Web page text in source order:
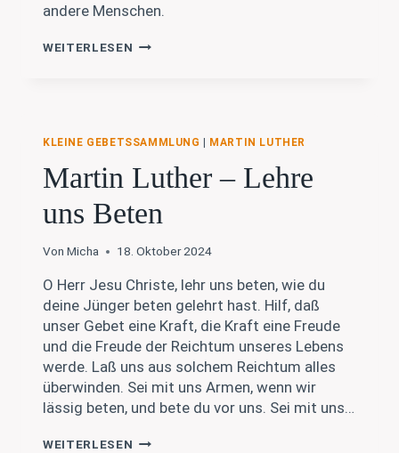
andere Menschen.
WEITERLESEN BETEN
ENTWURF
EINE
KLEINE GEBETSSAMMLUNG MARTIN LUTHER
Martin Luther – Lehre
uns Beten
Von Micha 18. Oktober 2024
O Herr Jesu Christe, lehr uns beten, wie du
deine Jünger beten gelehrt hast. Hilf, daß
unser Gebet eine Kraft, die Kraft eine Freude
und die Freude der Reichtum unseres Lebens
werde. Laß uns aus solchem Reichtum alles
überwinden. Sei mit uns Armen, wenn wir
lässig beten, und bete du vor uns. Sei mit uns…
WEITERLESEN MARTIN